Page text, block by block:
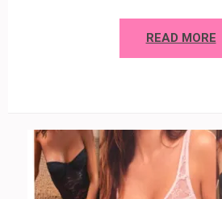
READ MORE